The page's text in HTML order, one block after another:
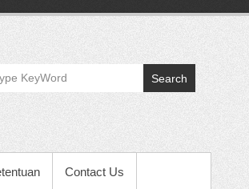
Search
Contact Us